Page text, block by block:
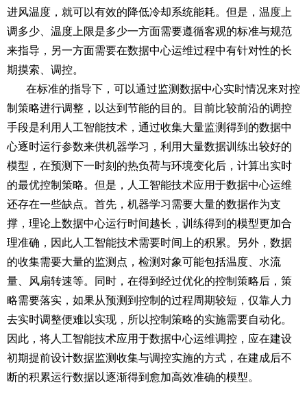
进风温度，就可以有效的降低冷却系统能耗。但是，温度上
调多少、温度上限是多少一方面需要遵循客观的标准与规范
来指导，另一方面需要在数据中心运维过程中有针对性的长
期摸索、调控。
在标准的指导下，可以通过监测数据中心实时情况来对控
制策略进行调整，以达到节能的目的。目前比较前沿的调控
手段是利用人工智能技术，通过收集大量监测得到的数据中
心逐时运行参数来供机器学习，利用大量数据训练出较好的
模型，在预测下一时刻的热负荷与环境变化后，计算出实时
的最优控制策略。但是，人工智能技术应用于数据中心运维
还存在一些缺点。首先，机器学习需要大量的数据作为支
撑，理论上数据中心运行时间越长，训练得到的模型更加合
理准确，因此人工智能技术需要时间上的积累。另外，数据
的收集需要大量的监测点，检测对象可能包括温度、水流
量、风扇转速等。同时，在得到经过优化的控制策略后，策
略需要落实，如果从预测到控制的过程周期较短，仅靠人力
去实时调整便难以实现，所以控制策略的实施需要自动化。
因此，将人工智能技术应用于数据中心运维调控，应在建设
初期提前设计数据监测收集与调控实施的方式，在建成后不
断的积累运行数据以逐渐得到愈加高效准确的模型。